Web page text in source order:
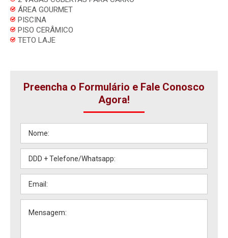
ÁREA GOURMET
PISCINA
PISO CERÂMICO
TETO LAJE
Preencha o Formulário e Fale Conosco
Agora!